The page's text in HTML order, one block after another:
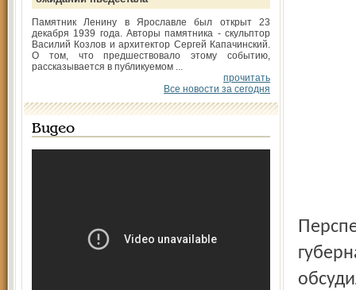
Памятник Ленину в Ярославле был открыт 23
декабря 1939 года. Авторы памятника - скульптор
Василий Козлов и архитектор Сергей Капачинский.
О том, что предшествовало этому событию,
рассказывается в публикуемом ...
прочитать
Все новости за сегодня
Видео
Перспективы развития региона и областного центра